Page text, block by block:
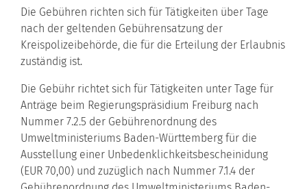
Die Gebühren richten sich für Tätigkeiten über Tage
nach der geltenden Gebührensatzung der
Kreispolizeibehörde, die für die Erteilung der Erlaubnis
zuständig ist.
Die Gebühr richtet sich für Tätigkeiten unter Tage für
Anträge beim Regierungspräsidium Freiburg nach
Nummer 7.2.5 der Gebührenordnung des
Umweltministeriums Baden-Württemberg für die
Ausstellung einer Unbedenklichkeitsbescheinidung
(EUR 70,00) und zuzüglich nach Nummer 7.1.4 der